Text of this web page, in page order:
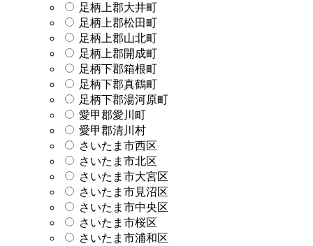
足柄上郡大井町
足柄上郡松田町
足柄上郡山北町
足柄上郡開成町
足柄下郡箱根町
足柄下郡真鶴町
足柄下郡湯河原町
愛甲郡愛川町
愛甲郡清川村
さいたま市西区
さいたま市北区
さいたま市大宮区
さいたま市見沼区
さいたま市中央区
さいたま市桜区
さいたま市浦和区